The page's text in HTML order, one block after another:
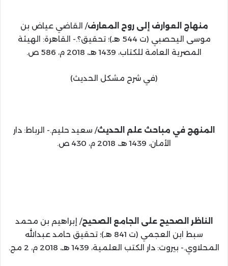
منهاج العوارف إلى روح المعارف/ القاضي عياض بن
موسى اليحصبي (ت 544 هـ)؛ تحقيق؟.- القاهرة: الهيئة
المصرية العامة للكتاب، 1439 هـ، 2018 م، 586 ص.
(في شرح مشكل الحديث)
المنهج في مباحث علم الحديث/ سعيد حليم.- الرباط: دار
الأمان، 1439 هـ، 2018 م، 430 ص.
الناظر الصحيح على الجامع الصحيح/ إبراهيم بن محمد
سبط ابن العجمي (ت 841 هـ)؛ تحقيق حامد عبدالله
المحلاوي.- بيروت: دار الكتب العلمية، 1439 هـ، 2018 م، 2 مج.